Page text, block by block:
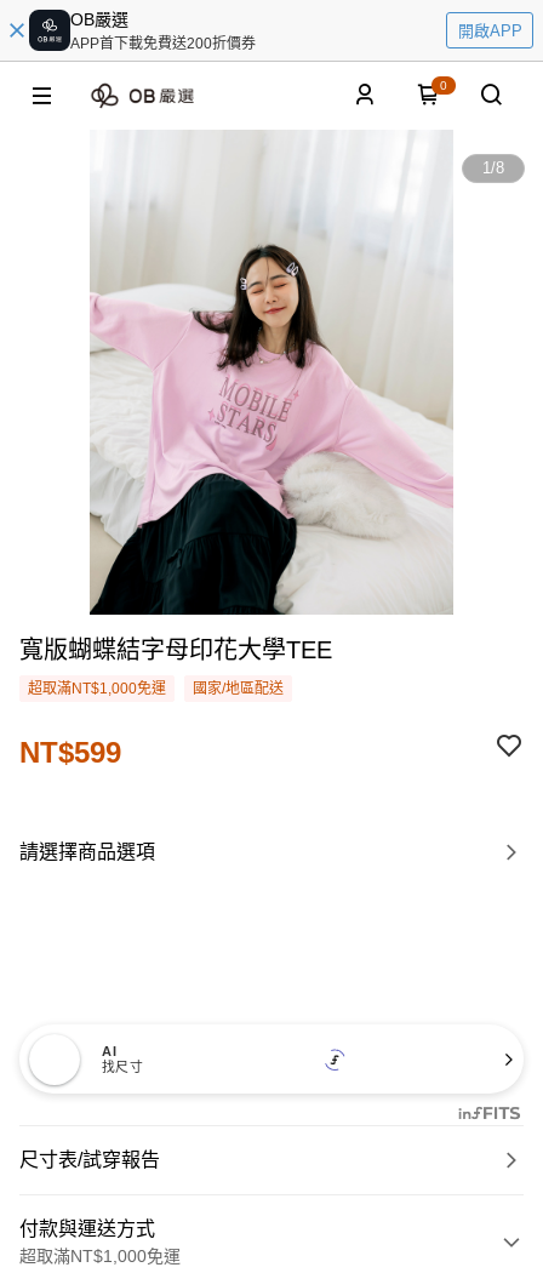
OB嚴選
APP首下載免費送200折價券
開啟APP
0
1/8
寬版蝴蝶結字母印花大學TEE
超取滿NT$1,000免運 國家/地區配送
NT$599
請選擇商品選項
AI
找尺寸
尺寸表/試穿報告
付款與運送方式
超取滿NT$1,000免運